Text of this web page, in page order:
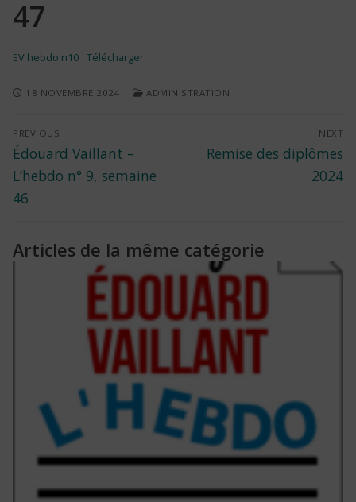
47
EV hebdo n10 Télécharger
18 NOVEMBRE 2024 ADMINISTRATION
Navigation
de
l’article
PREVIOUS
Previous
post:
Édouard Vaillant –
L’hebdo n° 9, semaine
46
NEXT
Next
Remise des diplômes
2024
Articles de la même catégorie